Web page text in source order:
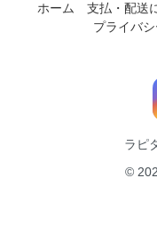
ホーム 支払・配送
プライバ
ラピ
©